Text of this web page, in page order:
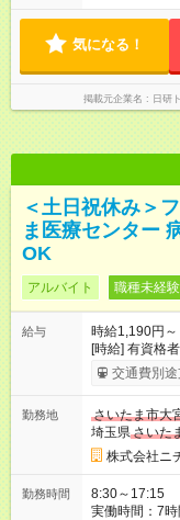
気になる！
掲載元企業名 日研
＜土日祝休み＞
ま医療センター
OK
アルバイト 職種未経
給与
時給1,190円～
[時給] 有資格者：
度あり 進級により給
あり 試用期
交通費別途
勤務地
さいたま市大
埼玉県さいた
株式会社ニ
勤務時間
8:30～17:15
実働時間：7時